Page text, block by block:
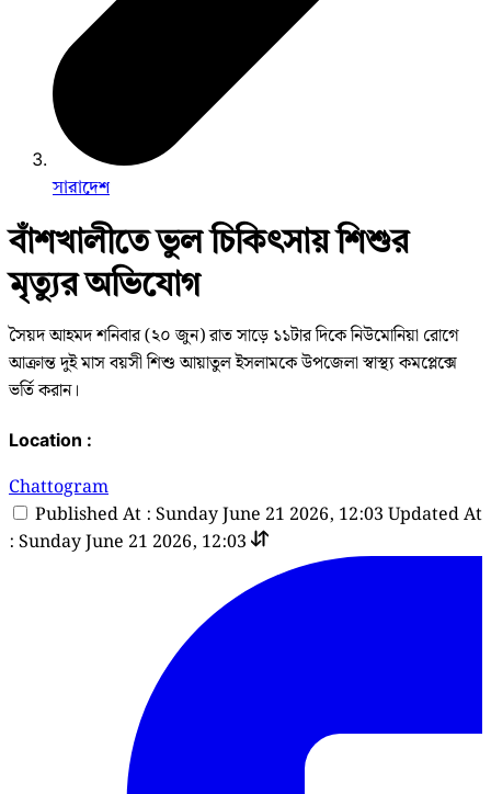
সারাদেশ
বাঁশখালীতে ভুল চিকিৎসায় শিশুর
মৃত্যুর অভিযোগ
সৈয়দ আহমদ শনিবার (২০ জুন) রাত সাড়ে ১১টার দিকে নিউমোনিয়া রোগে
আক্রান্ত দুই মাস বয়সী শিশু আয়াতুল ইসলামকে উপজেলা স্বাস্থ্য কমপ্লেক্সে
ভর্তি করান।
Location :
Chattogram
Published At : Sunday June 21 2026, 12:03 Updated At
: Sunday June 21 2026, 12:03